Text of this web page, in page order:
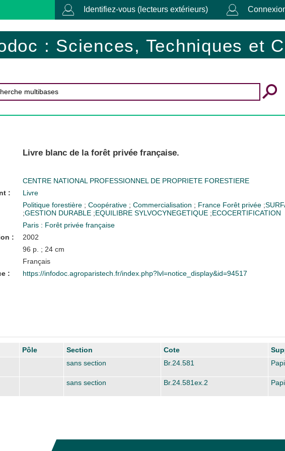
Identifiez-vous (lecteurs extérieurs)
: Sciences, Techniques et
Livre blanc de la forêt privée française.
CENTRE NATIONAL PROFESSIONNEL DE PROPRIETE FORESTIERE
:
Livre
Politique forestière ; Coopérative ; Commercialisation ; France Forêt privée ;
;GESTION DURABLE ;EQUILIBRE SYLVOCYNEGETIQUE ;ECOCERTIFICATION
Paris : Forêt privée française
:
2002
96 p. ; 24 cm
Français
:
https://infodoc.agroparistech.fr/index.php?lvl=notice_display&id=94517
Pôle Section Cote
sans section Br.24.581
sans section Br.24.581ex.2